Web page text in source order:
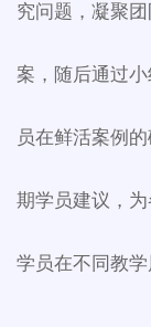
究问题，凝聚
案，随后通过
员在鲜活案例
期学员建议，
学员在不同教学